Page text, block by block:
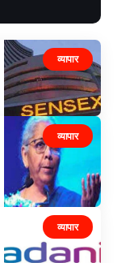
व्यापार
व्यापार
व्यापार